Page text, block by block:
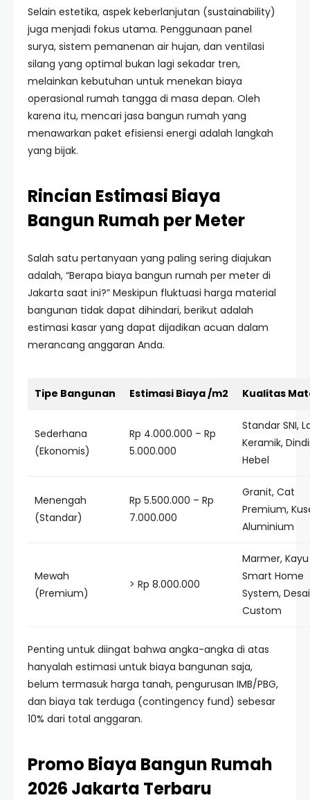
Selain estetika, aspek keberlanjutan (sustainability)
juga menjadi fokus utama. Penggunaan panel
surya, sistem pemanenan air hujan, dan ventilasi
silang yang optimal bukan lagi sekadar tren,
melainkan kebutuhan untuk menekan biaya
operasional rumah tangga di masa depan. Oleh
karena itu, mencari jasa bangun rumah yang
menawarkan paket efisiensi energi adalah langkah
yang bijak.
Rincian Estimasi Biaya
Bangun Rumah per Meter
Salah satu pertanyaan yang paling sering diajukan
adalah, “Berapa biaya bangun rumah per meter di
Jakarta saat ini?” Meskipun fluktuasi harga material
bangunan tidak dapat dihindari, berikut adalah
estimasi kasar yang dapat dijadikan acuan dalam
merancang anggaran Anda.
Tipe Bangunan Estimasi Biaya /m2 Kualitas
Sederhana
(Ekonomis)
Rp 4.000.000 – Rp
5.000.000
Standar SNI,
Keramik,
Hebel
Menengah
(Standar)
Rp 5.500.000 – Rp
7.000.000
Granit, Cat
Premium,
Aluminium
Mewah
(Premium)
> Rp 8.000.000
Marmer,
Smart Home
System,
Custom
Penting untuk diingat bahwa angka-angka di atas
hanyalah estimasi untuk biaya bangunan saja,
belum termasuk harga tanah, pengurusan IMB/PBG,
dan biaya tak terduga (contingency fund) sebesar
10% dari total anggaran.
Promo Biaya Bangun Rumah
2026 Jakarta Terbaru